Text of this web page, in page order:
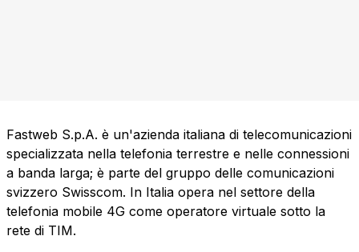
Fastweb S.p.A. è un'azienda italiana di telecomunicazioni
specializzata nella telefonia terrestre e nelle connessioni
a banda larga; è parte del gruppo delle comunicazioni
svizzero Swisscom. In Italia opera nel settore della
telefonia mobile 4G come operatore virtuale sotto la
rete di TIM.